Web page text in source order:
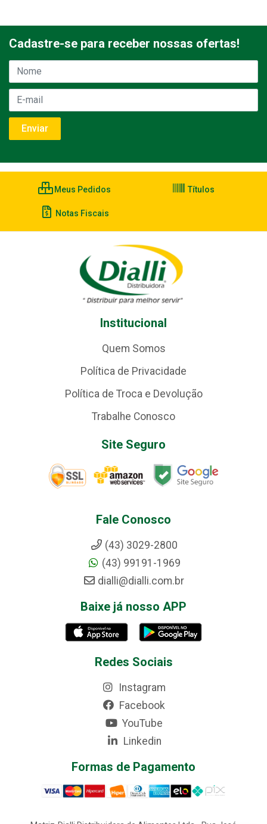
Cadastre-se para receber nossas ofertas!
Meus Pedidos Títulos
Notas Fiscais
Institucional
Quem Somos
Política de Privacidade
Política de Troca e Devolução
Trabalhe Conosco
Site Seguro
Fale Conosco
(43) 3029-2800
(43) 99191-1969
dialli@dialli.com.br
Baixe já nosso APP
Redes Sociais
Instagram
Facebook
YouTube
Linkedin
Formas de Pagamento